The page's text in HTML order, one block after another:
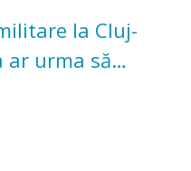
la Cluj-
ar urma să
an